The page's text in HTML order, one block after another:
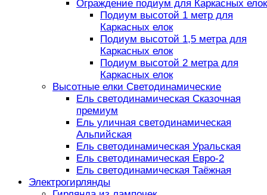
Ограждение подиум для Каркасных елок
Подиум высотой 1 метр для
Каркасных елок
Подиум высотой 1,5 метра для
Каркасных елок
Подиум высотой 2 метра для
Каркасных елок
Высотные елки Светодинамические
Ель светодинамическая Сказочная
премиум
Ель уличная светодинамическая
Альпийская
Ель светодинамическая Уральская
Ель светодинамическая Евро-2
Ель светодинамическая Таёжная
Электрогирлянды